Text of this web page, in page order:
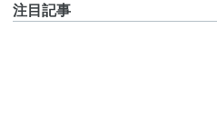
注目記事